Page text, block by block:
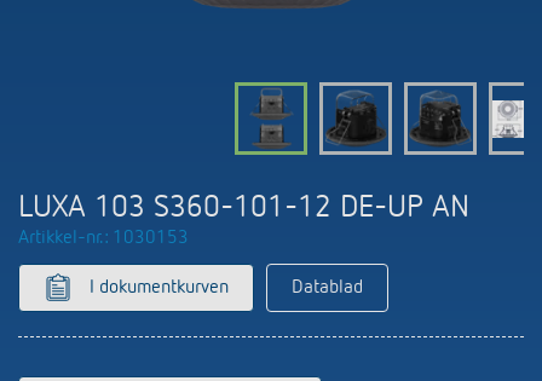
Samarbeidspartnere
Historie
Salg verden over
LUXA 103 S360-101-12 DE-UP AN
Artikkel-nr.: 1030153
I dokumentkurven Datablad